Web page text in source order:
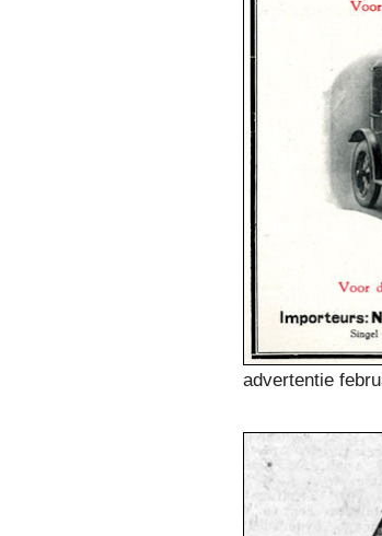
advertentie